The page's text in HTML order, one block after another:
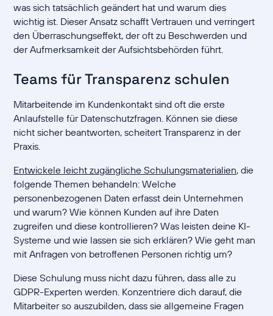
was sich tatsächlich geändert hat und warum dies
wichtig ist. Dieser Ansatz schafft Vertrauen und verringert
den Überraschungseffekt, der oft zu Beschwerden und
der Aufmerksamkeit der Aufsichtsbehörden führt.
Teams für Transparenz schulen
Mitarbeitende im Kundenkontakt sind oft die erste
Anlaufstelle für Datenschutzfragen. Können sie diese
nicht sicher beantworten, scheitert Transparenz in der
Praxis.
Entwickele leicht zugängliche Schulungsmaterialien, die
folgende Themen behandeln: Welche
personenbezogenen Daten erfasst dein Unternehmen
und warum? Wie können Kunden auf ihre Daten
zugreifen und diese kontrollieren? Was leisten deine KI-
Systeme und wie lassen sie sich erklären? Wie geht man
mit Anfragen von betroffenen Personen richtig um?
Diese Schulung muss nicht dazu führen, dass alle zu
GDPR-Experten werden. Konzentriere dich darauf, die
Mitarbeiter so auszubilden, dass sie allgemeine Fragen